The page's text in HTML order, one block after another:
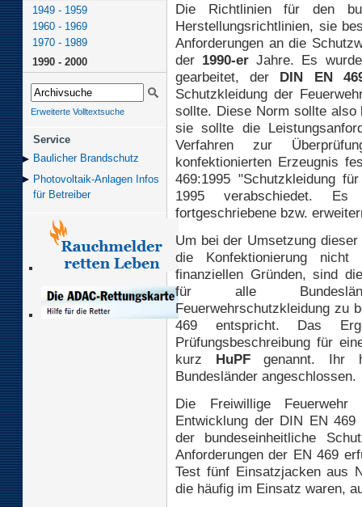
1949 - 1959
1960 - 1969
1970 - 1989
1990 - 2000
Erweiterte Volltextsuche
Service
Baulicher Brand­schutz
Photovoltaik-Anlagen Infos
für Betreiber
Die Richtlinien für den
Herstellungsrichtlinien, sie
Anforderungen an die
der 1990-er Jahre. Es
gearbeitet, der DIN EN
Schutzkleidung der
sollte. Diese Norm sollte also
sie sollte die
Verfahren zur
konfektionierten Erzeugnis
469:1995 "Schutzkleidung
1995 verabschiedet.
fortgeschriebene bzw.
Um bei der Umsetzung
die Konfektionierung
finanziellen Gründen, sind
für alle
Feuerwehrschutzkleidung zu
469 entspricht. Das
Prüfungsbeschreibung für
kurz HuPFgenannt. Ihr
Bundesländer angeschlossen.
Die Freiwillige
Entwicklung der DIN EN
der bundeseinheitliche
Anforderungen der EN 469
Test fünf Einsatzjacken aus
die häufig im Einsatz waren,